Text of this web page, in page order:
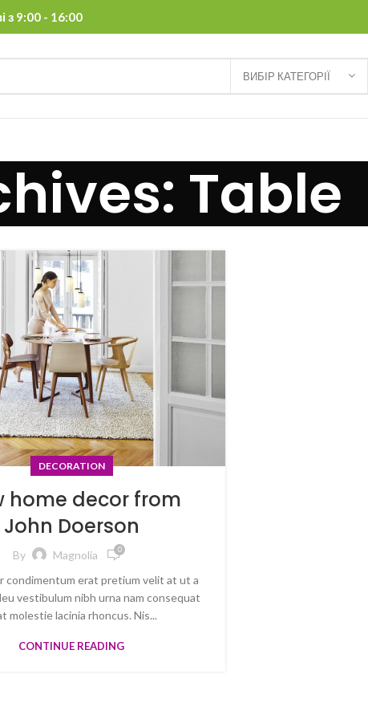
з 9:00 - 16:00
ВИБІР КАТЕГОРІЇ
Table
DECORATION
home decor from
John Doerson
By Magnolia 0
condimentum erat pretium velit at ut a
vestibulum nibh urna nam consequat
molestie lacinia rhoncus. Nis...
CONTINUE READING